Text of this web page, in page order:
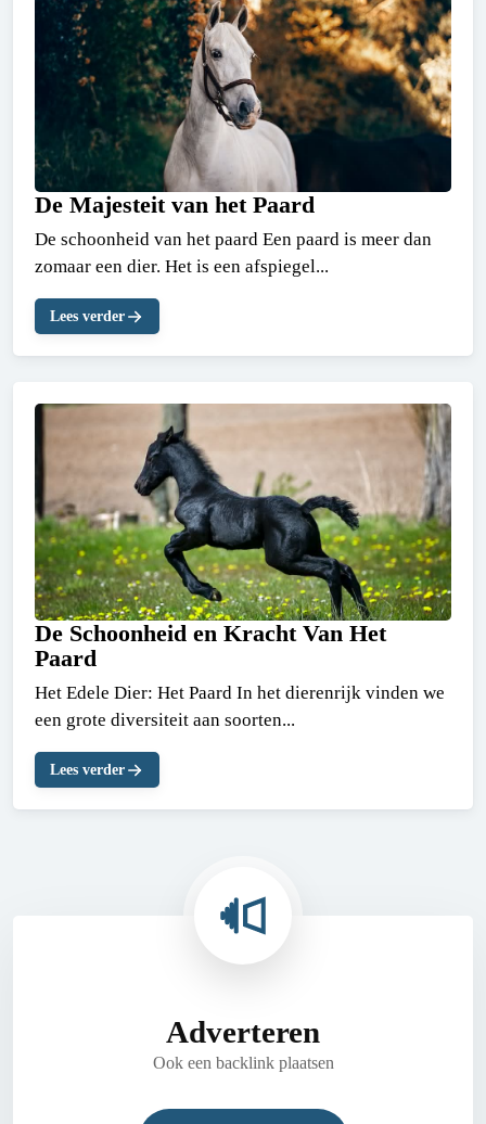
De Majesteit van het Paard
De schoonheid van het paard Een paard is meer dan
zomaar een dier. Het is een afspiegel...
Lees verder
De Schoonheid en Kracht Van Het
Paard
Het Edele Dier: Het Paard In het dierenrijk vinden we
een grote diversiteit aan soorten...
Lees verder
Adverteren
Ook een backlink plaatsen